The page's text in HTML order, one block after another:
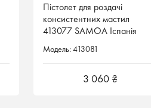
Пістолет для роздачі
консистентних мастил
413077 SAMOA Іспанія
Модель: 413081
3 060 ₴